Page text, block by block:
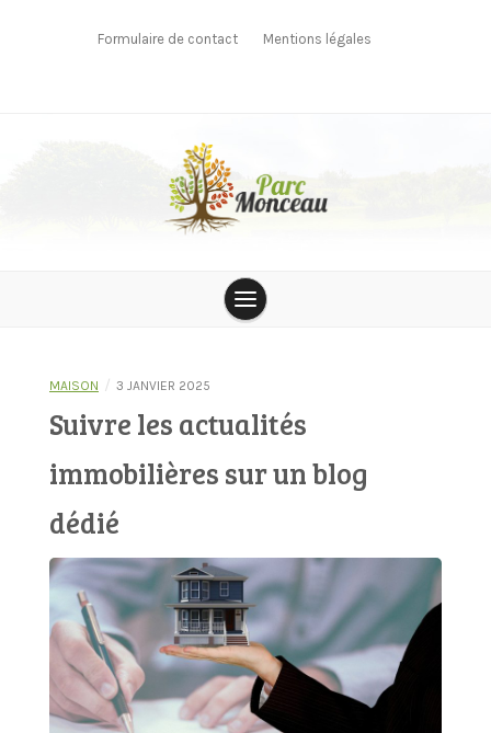
Formulaire de contact Mentions légales
MAISON / 3 JANVIER 2025
Suivre les actualités
immobilières sur un blog
dédié